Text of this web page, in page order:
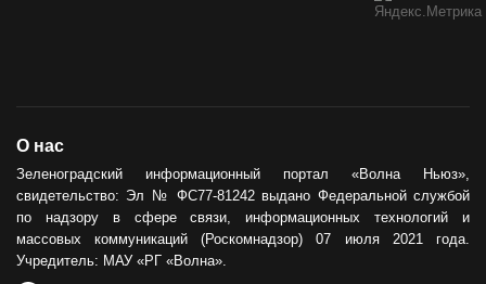
О нас
Зеленоградский информационный портал «Волна Ньюз»,
свидетельство: Эл № ФС77-81242 выдано Федеральной службой
по надзору в сфере связи, информационных технологий и
массовых коммуникаций (Роскомнадзор) 07 июля 2021 года.
Учредитель: МАУ «РГ «Волна».